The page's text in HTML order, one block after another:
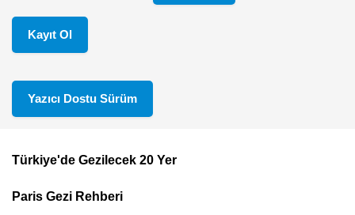
Kayıt Ol
Yazıcı Dostu Sürüm
Top
Türkiye'de Gezilecek 20 Yer
Paris Gezi Rehberi